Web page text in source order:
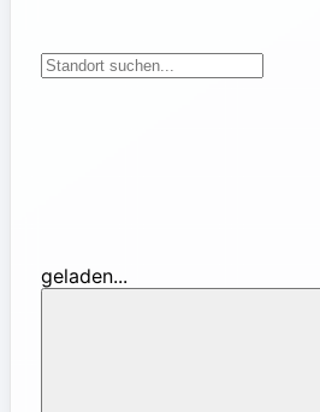
geladen...